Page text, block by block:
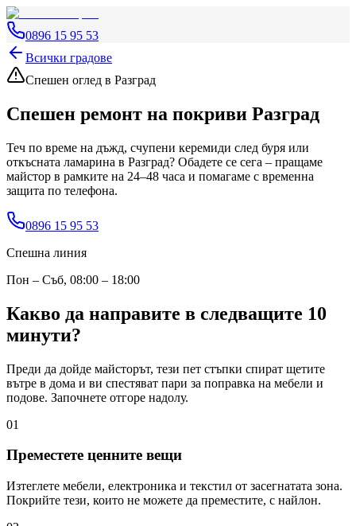
0896 15 95 53
Всички градове
Спешен оглед в Разград
Спешен ремонт на покриви Разград
Теч по време на дъжд, счупени керемиди след буря или
откъсната ламарина в Разград? Обадете се сега – пращаме
майстор в рамките на 24–48 часа и помагаме с временна
защита по телефона.
0896 15 95 53
Спешна линия
Пон – Съб, 08:00 – 18:00
Какво да направите в следващите 10
минути?
Преди да дойде майсторът, тези пет стъпки спират щетите
вътре в дома и ви спестяват пари за поправка на мебели и
подове. Започнете отгоре надолу.
01
Преместете ценните вещи
Изтеглете мебели, електроника и текстил от засегнатата зона.
Покрийте тези, които не можете да преместите, с найлон.